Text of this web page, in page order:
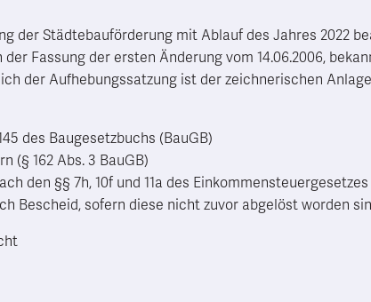
der Städtebauförderung mit Ablauf des Jahres 2022
Fassung der ersten Änderung vom 14.06.2006,
der Aufhebungssatzung ist der zeichnerischen
des Baugesetzbuchs (BauGB)
(§ 162 Abs. 3 BauGB)
den §§ 7h, 10f und 11a des Einkommensteuergesetzes
Bescheid, sofern diese nicht zuvor abgelöst worden